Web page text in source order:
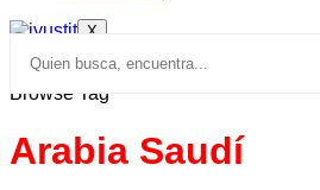
X
Browse Tag
Arabia Saudí